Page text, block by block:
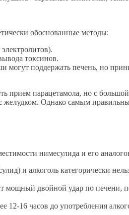
обоснованные методы:
токсинов.
поддержать печень, но
прием парацетамола, но с
Однако самым
нимесулида и его
и алкоголь категорически
мощный двойной удар по печени,
16 часов до употребления